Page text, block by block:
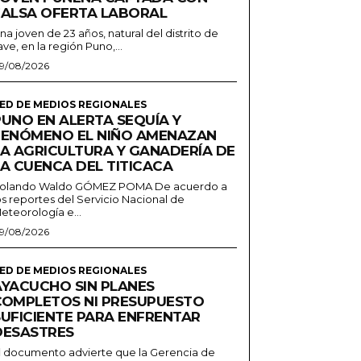
OFERTA LABORAL
joven de 23 años, natural del distrito de
en la región Puno,...
08/2026
DE MEDIOS REGIONALES
EN ALERTA SEQUÍA Y
EL NIÑO AMENAZAN
AGRICULTURA Y GANADERÍA DE
CUENCA DEL TITICACA
Waldo GÓMEZ POMA De acuerdo a
reportes del Servicio Nacional de
e...
08/2026
DE MEDIOS REGIONALES
SIN PLANES
NI PRESUPUESTO
PARA ENFRENTAR
documento advierte que la Gerencia de